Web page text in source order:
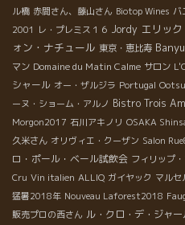
ル橋 赤間さん、藤山さん Biotop Wines バ
2001 レ・プレミス１６ Jordy エリッ
ォン・ナチュール 東京・恵比寿
マン Domaine du Matin Calme サロン
シャール オー・ザルジラ Portugal
ーヌ・ショーム・アルノ Bistro Trois
Morgon2017 石川アキノリ OSAKA
久米さん オリヴィエ・クーザン Salon
ロ・ポール・ベール試飲会 フィリップ
Cru Vin italien ALLIQ ガイヤック マルセ
猛暑2018年 Nouveau Laforest2018
販売プロの西さん ル・クロ・デ・ジャー